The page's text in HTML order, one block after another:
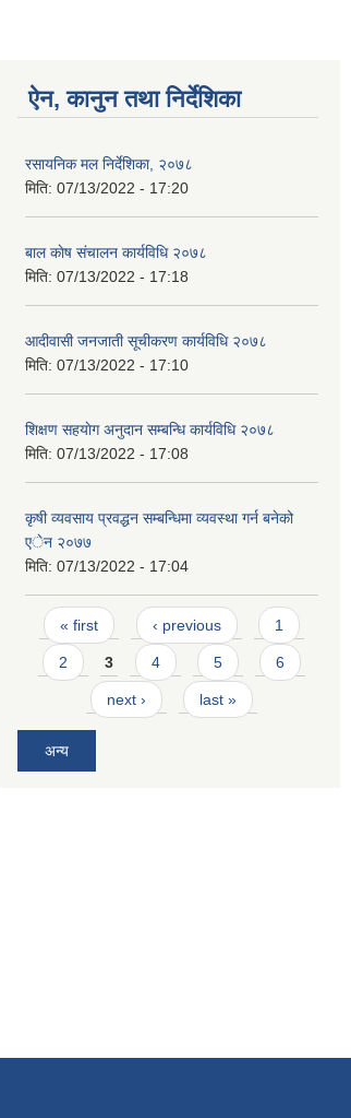
ऐन, कानुन तथा निर्देशिका
रसायनिक मल निर्देशिका, २०७८
मिति: 07/13/2022 - 17:20
बाल काेष संचालन कार्यविधि २०७८
मिति: 07/13/2022 - 17:18
आदीवासी जनजाती सूचीकरण कार्यविधि २०७८
मिति: 07/13/2022 - 17:10
शिक्षण सहयाेग अनुदान सम्बन्धि कार्यविधि २०७८
मिति: 07/13/2022 - 17:08
कृषी व्यवसाय प्रवद्धन सम्बन्धिमा व्यवस्था गर्न बनेको
एेन २०७७
मिति: 07/13/2022 - 17:04
Pages
« first ‹ previous 1
2 3 4 5 6
next › last »
अन्य